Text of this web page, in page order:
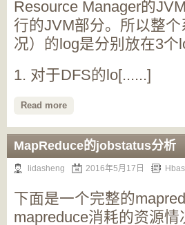
Resource Manager的
行的JVM部分。所以整
况）的log是分别放在3个
1. 对于DFS的lo[......]
Read more
MapReduce的jobstatus分析
lidasheng 2016年5月17日
下面是一个完整的
mapreduce消耗的资源情